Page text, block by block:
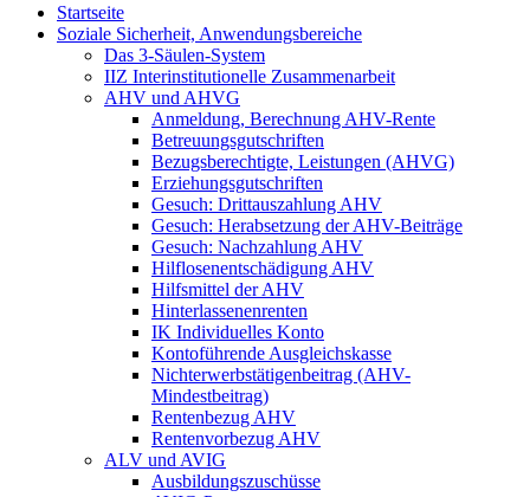
Startseite
Soziale Sicherheit, Anwendungsbereiche
Das 3-Säulen-System
IIZ Interinstitutionelle Zusammenarbeit
AHV und AHVG
Anmeldung, Berechnung AHV-Rente
Betreuungsgutschriften
Bezugsberechtigte, Leistungen (AHVG)
Erziehungsgutschriften
Gesuch: Drittauszahlung AHV
Gesuch: Herabsetzung der AHV-Beiträge
Gesuch: Nachzahlung AHV
Hilflosenentschädigung AHV
Hilfsmittel der AHV
Hinterlassenenrenten
IK Individuelles Konto
Kontoführende Ausgleichskasse
Nichterwerbstätigenbeitrag (AHV-
Mindestbeitrag)
Rentenbezug AHV
Rentenvorbezug AHV
ALV und AVIG
Ausbildungszuschüsse